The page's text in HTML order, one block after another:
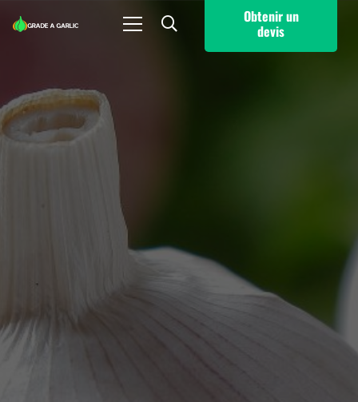
Obtenir un
devis